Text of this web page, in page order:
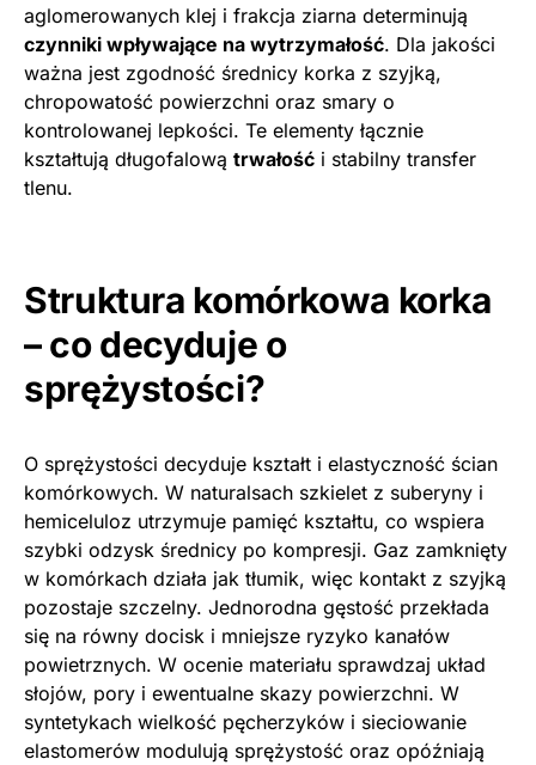
aglomerowanych klej i frakcja ziarna determinują
czynniki wpływające na wytrzymałość. Dla jakości
ważna jest zgodność średnicy korka z szyjką,
chropowatość powierzchni oraz smary o
kontrolowanej lepkości. Te elementy łącznie
kształtują długofalową trwałość i stabilny transfer
tlenu.
Struktura komórkowa korka
– co decyduje o
sprężystości?
O sprężystości decyduje kształt i elastyczność ścian
komórkowych. W naturalsach szkielet z suberyny i
hemiceluloz utrzymuje pamięć kształtu, co wspiera
szybki odzysk średnicy po kompresji. Gaz zamknięty
w komórkach działa jak tłumik, więc kontakt z szyjką
pozostaje szczelny. Jednorodna gęstość przekłada
się na równy docisk i mniejsze ryzyko kanałów
powietrznych. W ocenie materiału sprawdzaj układ
słojów, pory i ewentualne skazy powierzchni. W
syntetykach wielkość pęcherzyków i sieciowanie
elastomerów modulują sprężystość oraz opóźniają